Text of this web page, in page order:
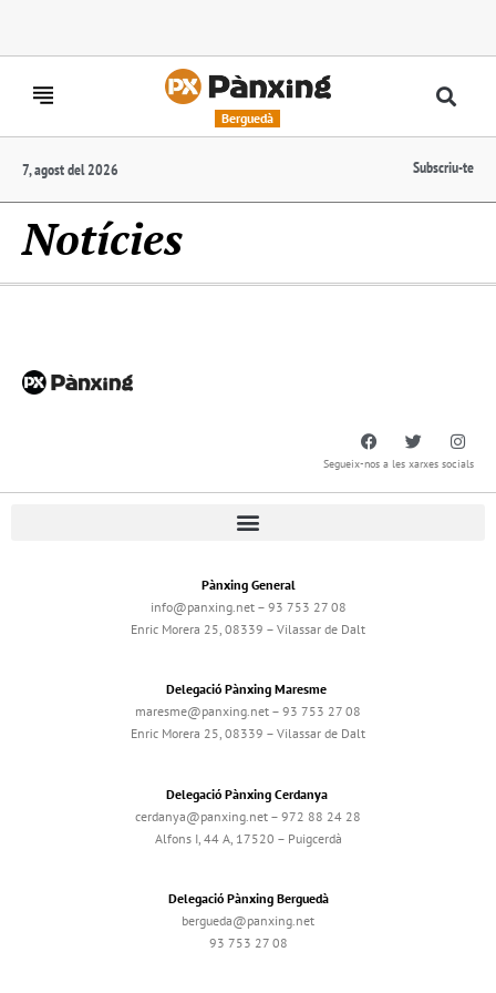
Berguedà
7, agost del 2026 Subscriu-te
Notícies
Segueix-nos a les xarxes socials
Pànxing General
info@panxing.net – 93 753 27 08
Enric Morera 25, 08339 – Vilassar de Dalt
Delegació Pànxing Maresme
maresme@panxing.net – 93 753 27 08
Enric Morera 25, 08339 – Vilassar de Dalt
Delegació Pànxing Cerdanya
cerdanya@panxing.net – 972 88 24 28
Alfons I, 44 A, 17520 – Puigcerdà
Delegació Pànxing Berguedà
bergueda@panxing.net
93 753 27 08